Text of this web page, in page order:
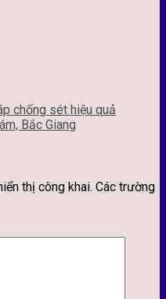
chống sét hiệu quả
Bắc Giang
thị công khai. Các trường